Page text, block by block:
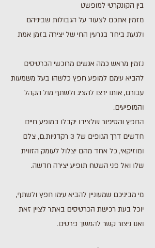
בין הקונקרטי למופשט
מזמין אתכם לצעוד על הגבולות שביניהם
ולגעת ביחד בגרעין החי של יצירה בזמן אמת
נזמין מראש כמה אנשים מרוכשי הכרטיסים
להביא עימם למופע חפץ כלשהו בעל משמעות
עבורם, אותו ירצו להציג ולשתף מול הקהל
והמופיעים.
החפץ והסיפור שלצידו יקבלו במופע חיים
חדשים דרך הגופים של 3 רקדניות.ם, צלם
ומוזיקאי, כל אחד מהם יצלול לעומק הזווית
שלו ואל פני השטח תופיע יצירה חדשה.
מי מביניכם שמעוניין להביא עימו חפץ ולשתף,
יוכל בעת רכישת הכרטיסים באתר לציין זאת
ואנו ניצור קשר להמשך פרטים.